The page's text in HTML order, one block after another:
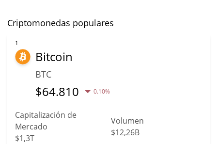
Criptomonedas populares
1
Bitcoin
BTC
$64.810 0.10%
Capitalización de
Mercado
$1,3T
Volumen
$12,26B